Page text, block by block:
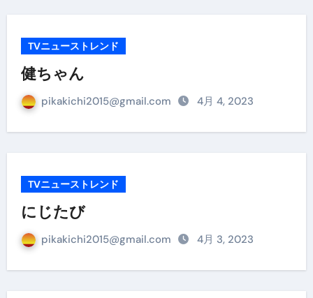
TVニューストレンド
健ちゃん
pikakichi2015@gmail.com 4月 4, 2023
TVニューストレンド
にじたび
pikakichi2015@gmail.com 4月 3, 2023